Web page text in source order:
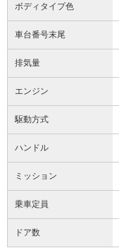
ボディタイプ色
車台番号末尾
排気量
エンジン
駆動方式
ハンドル
ミッション
乗車定員
ドア数